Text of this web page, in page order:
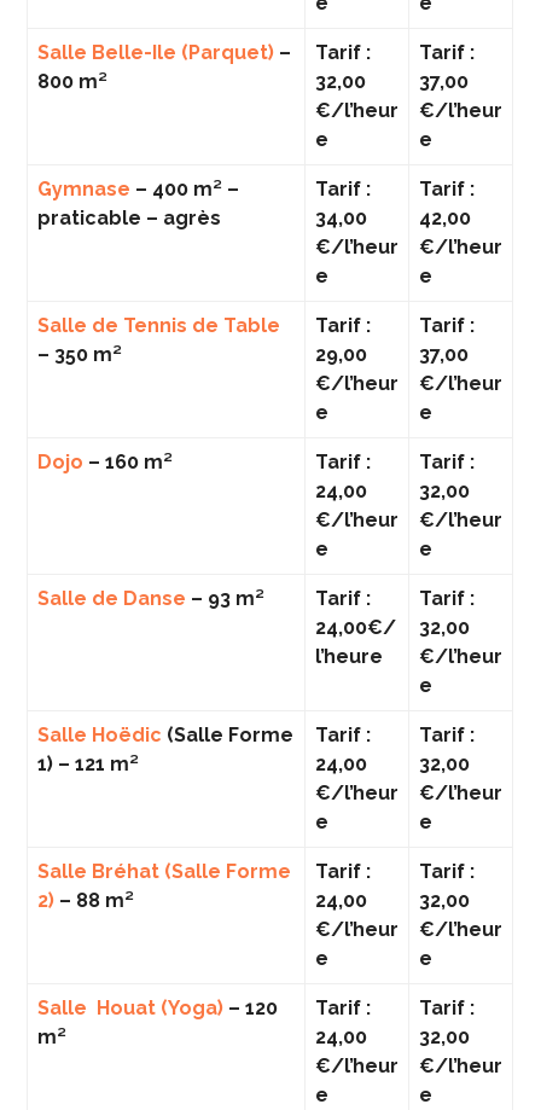
Salle Belle-Ile (Parquet) –
800 m²
Tarif :
32,00
€/l’heur
e
Tarif :
37,00
€/l’heur
e
Gymnase – 400 m² –
praticable – agrès
Tarif :
34,00
€/l’heur
e
Tarif :
42,00
€/l’heur
e
Salle de Tennis de Table
– 350 m²
Tarif :
29,00
€/l’heur
e
Tarif :
37,00
€/l’heur
e
Dojo – 160 m²
Tarif :
24,00
€/l’heur
e
Tarif :
32,00
€/l’heur
e
Salle de Danse – 93 m²
Tarif :
24,00€/
l’heure
Tarif :
32,00
€/l’heur
e
Salle Hoëdic (Salle Forme
1) – 121 m²
Tarif :
24,00
€/l’heur
e
Tarif :
32,00
€/l’heur
e
Salle Bréhat (Salle Forme
2) – 88 m²
Tarif :
24,00
€/l’heur
e
Tarif :
32,00
€/l’heur
e
Salle Houat (Yoga) – 120
m²
Tarif :
24,00
€/l’heur
e
Tarif :
32,00
€/l’heur
e